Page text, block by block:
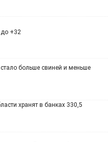
до +32
больше свиней и меньше
хранят в банках 330,5